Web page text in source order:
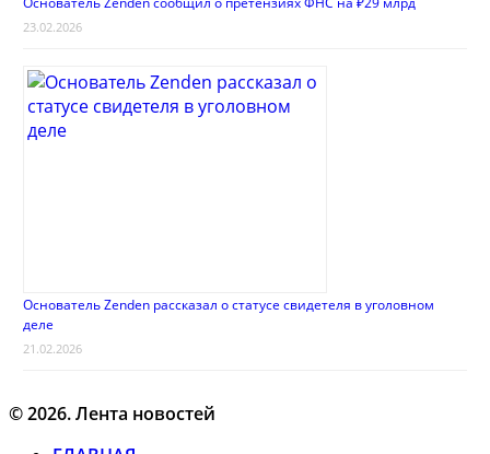
23.02.2026
Основатель Zenden рассказал о статусе свидетеля в уголовном
деле
21.02.2026
© 2026. Лента новостей